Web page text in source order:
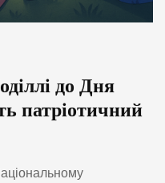
до Дня
патріотичний